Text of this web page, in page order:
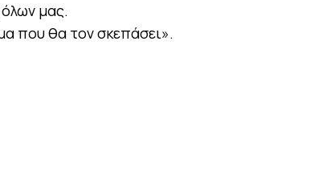
μας.
που θα τον σκεπάσει».